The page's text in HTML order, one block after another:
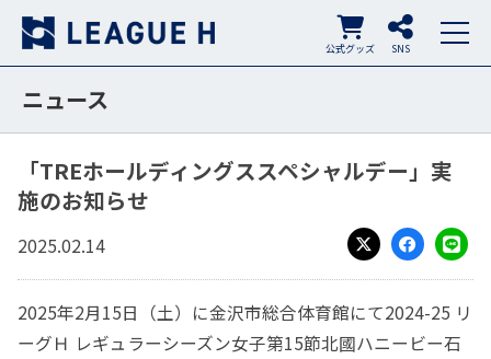
SNS
公式グッズ
ニュース
「TREホールディングススペシャルデー」実
施のお知らせ
2025.02.14
X
Facebook
LINE
2025年2月15日（土）に金沢市総合体育館にて2024-25 リ
ーグＨ レギュラーシーズン女子第15節北國ハニービー石